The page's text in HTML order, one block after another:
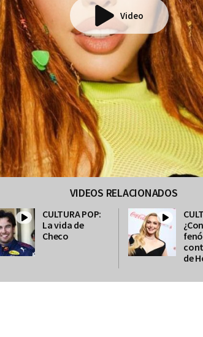
Video
VIDEOS RELACIONADOS
CULTURA POP:
La vida de
Checo
de